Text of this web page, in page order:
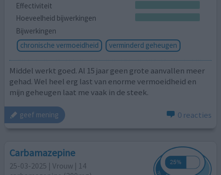
Effectiviteit
Hoeveelheid bijwerkingen
Bijwerkingen
chronische vermoeidheid
verminderd geheugen
Middel werkt goed. Al 15 jaar geen grote aanvallen meer
gehad. Wel heel erg last van enorme vermoeidheid en
mijn geheugen laat me vaak in de steek.
geef mening 0 reacties
Carbamazepine
25-03-2025 | Vrouw | 14